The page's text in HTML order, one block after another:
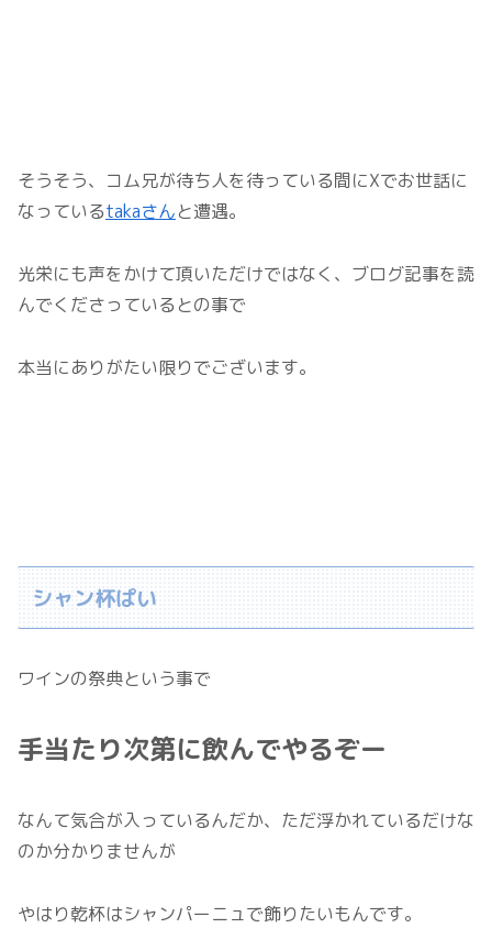
そうそう、コム兄が待ち人を待っている間にXでお世話に
なっているtakaさんと遭遇。
光栄にも声をかけて頂いただけではなく、ブログ記事を読
んでくださっているとの事で
本当にありがたい限りでございます。
シャン杯ぱい
ワインの祭典という事で
手当たり次第に飲んでやるぞー
なんて気合が入っているんだか、ただ浮かれているだけな
のか分かりませんが
やはり乾杯はシャンパーニュで飾りたいもんです。